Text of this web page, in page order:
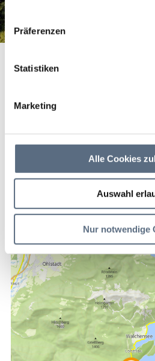
sie im Rahmen Ihrer Nutzung
Präferenzen
Statistiken
Marketing
Alle Cookies
Auswahl
Nur notwendige
Kontakt
Bademöglichkeit